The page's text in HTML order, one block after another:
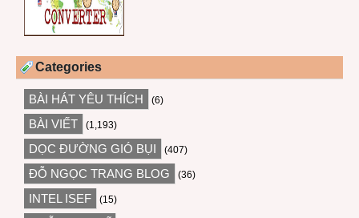
Categories
BÀI HÁT YÊU THÍCH (6)
BÀI VIẾT (1,193)
DỌC ĐƯỜNG GIÓ BỤI (407)
ĐỖ NGỌC TRANG BLOG (36)
INTEL ISEF (15)